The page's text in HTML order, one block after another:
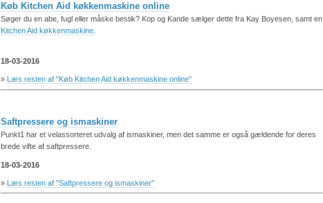
Køb Kitchen Aid køkkenmaskine online
Søger du en abe, fugl eller måske bestik? Kop og Kande sælger dette fra Kay Boyesen, samt en
Kitchen Aid køkkenmaskine
18-03-2016
» Læs resten af "Køb Kitchen Aid køkkenmaskine online"
Saftpressere og ismaskiner
Punkt1 har et velassorteret udvalg af ismaskiner, men det samme er også gældende for deres
brede vifte af saftpressere.
18-03-2016
» Læs resten af "Saftpressere og ismaskiner"